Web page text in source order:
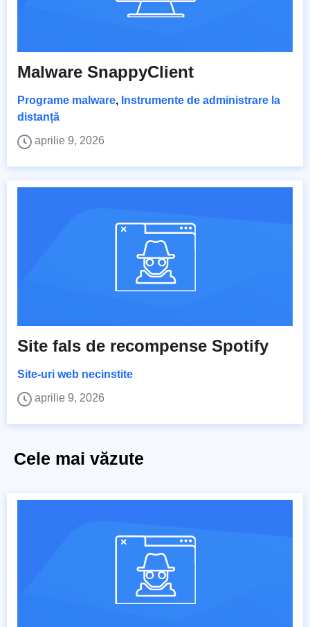
Malware SnappyClient
Programe malware, Instrumente de administrare la
distanță
aprilie 9, 2026
Site fals de recompense Spotify
Site-uri web necinstite
aprilie 9, 2026
Cele mai văzute